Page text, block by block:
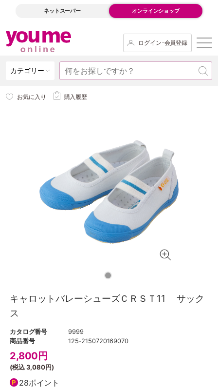
ネットスーパー オンラインショップ
ログイン･会員登録
カテゴリー
お気に入り 購入履歴
キャロットバレーシューズＣＲＳＴ11 サック
ス
カタログ番号
9999
商品番号
125-2150720169070
2,800 円
(税込3,080円)
28ポイント